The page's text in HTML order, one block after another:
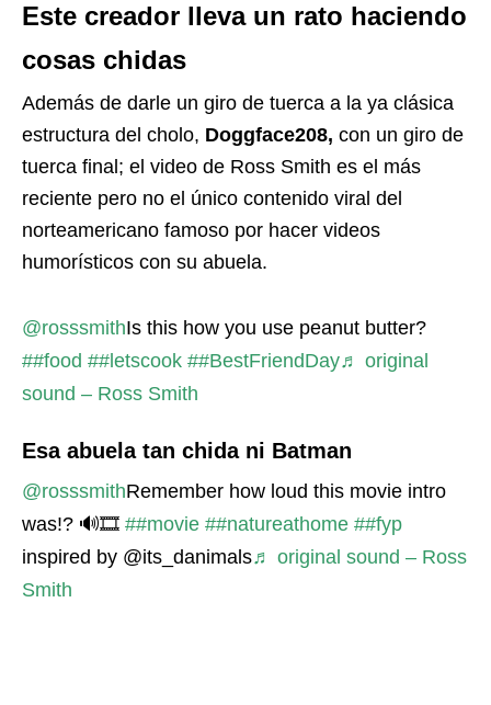
Este creador lleva un rato haciendo
cosas chidas
Además de darle un giro de tuerca a la ya clásica
estructura del cholo, Doggface208, con un giro de
tuerca final; el video de Ross Smith es el más
reciente pero no el único contenido viral del
norteamericano famoso por hacer videos
humorísticos con su abuela.
@rosssmithIs this how you use peanut butter?
##food ##letscook ##BestFriendDay♬ original
sound – Ross Smith
Esa abuela tan chida ni Batman
@rosssmithRemember how loud this movie intro
was!? 🔊🎞 ##movie ##natureathome ##fyp
inspired by @its_danimals♬ original sound – Ross
Smith